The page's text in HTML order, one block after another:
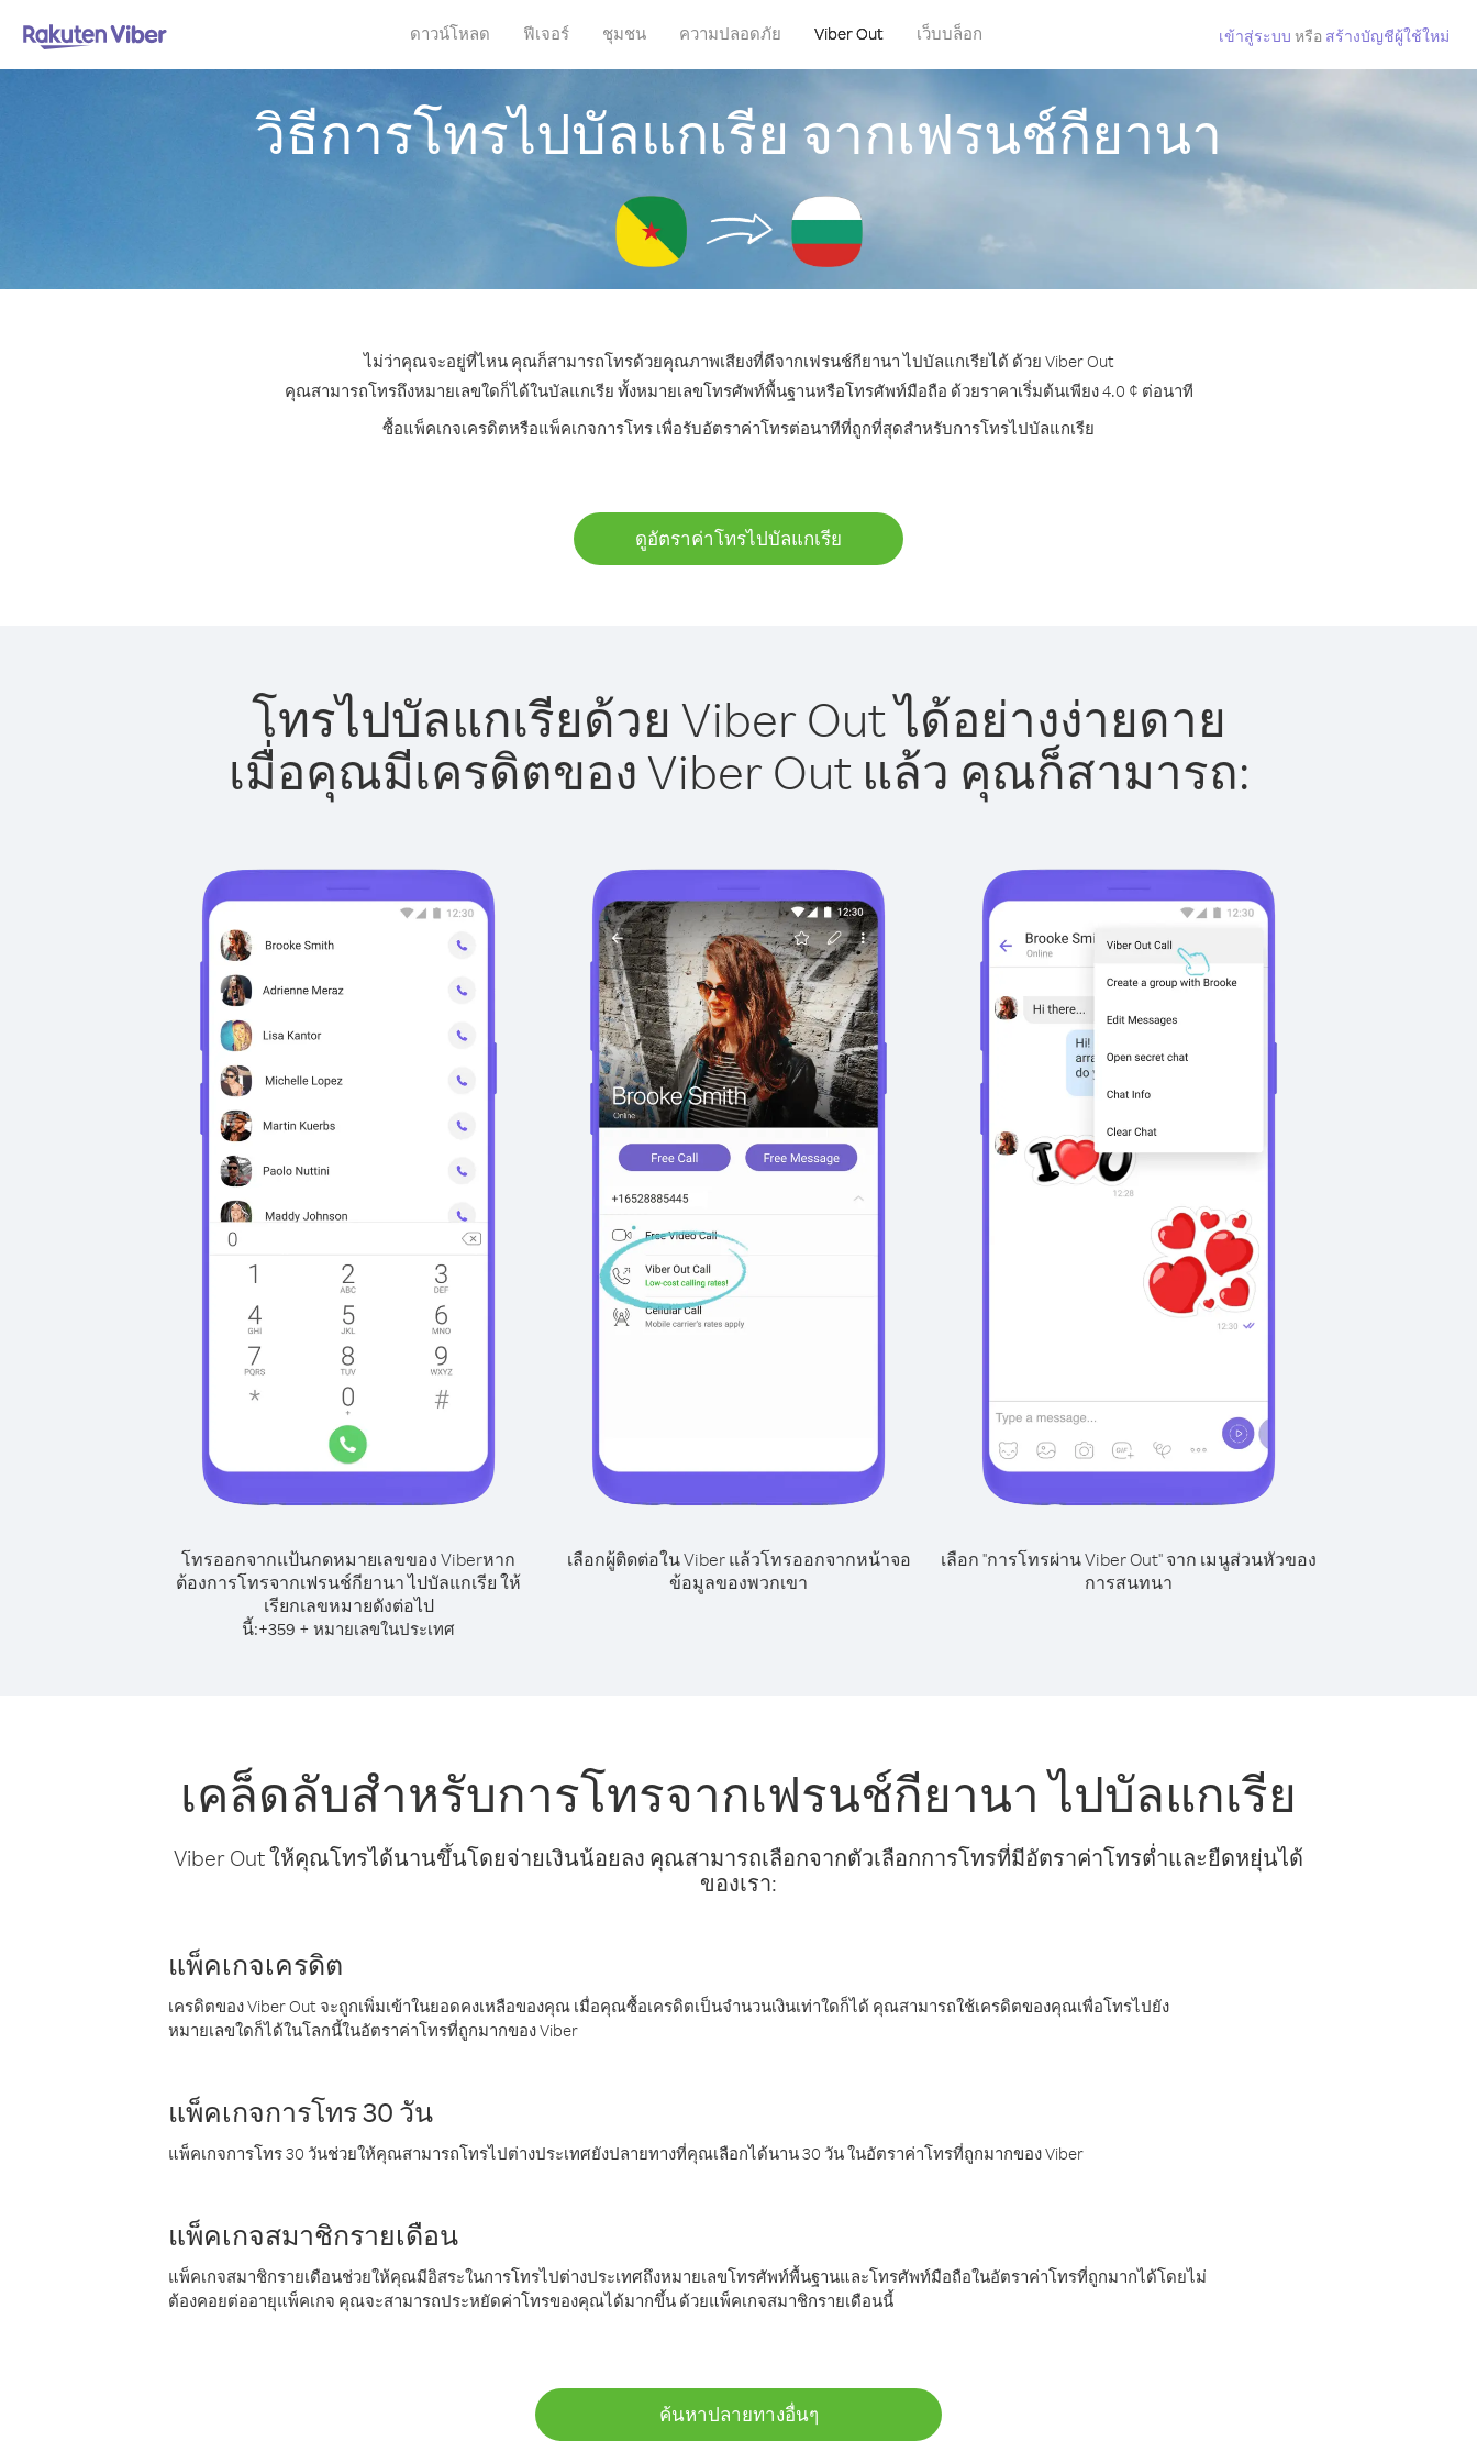
ดาวน์โหลด ฟีเจอร์ ชุมชน ความปลอดภัย Viber Out เว็บบล็อก เข้าสู่ระบบ หรือ สร้างบัญชีผู้ใช้ใหม่
วิธีการโทรไปบัลแกเรีย จากเฟรนช์กียานา
ไม่ว่าคุณจะอยู่ที่ไหน คุณก็สามารถโทรด้วยคุณภาพเสียงที่ดีจากเฟรนช์กียานา ไปบัลแกเรียได้ ด้วย Viber Out
คุณสามารถโทรถึงหมายเลขใดก็ได้ในบัลแกเรีย ทั้งหมายเลขโทรศัพท์พื้นฐานหรือโทรศัพท์มือถือ ด้วยราคาเริ่มต้นเพียง 4.0 ¢ ต่อนาที
ซื้อแพ็คเกจเครดิตหรือแพ็คเกจการโทร เพื่อรับอัตราค่าโทรต่อนาทีที่ถูกที่สุดสำหรับการโทรไปบัลแกเรีย
ดูอัตราค่าโทรไปบัลแกเรีย
โทรไปบัลแกเรียด้วย Viber Out ได้อย่างง่ายดาย
เมื่อคุณมีเครดิตของ Viber Out แล้ว คุณก็สามารถ:
โทรออกจากแป้นกดหมายเลขของ Viberหาก
ต้องการโทรจากเฟรนช์กียานา ไปบัลแกเรีย ให้
เรียกเลขหมายดังต่อไป
นี้:+359 + หมายเลขในประเทศ
เลือกผู้ติดต่อใน Viber แล้วโทรออกจากหน้าจอ
ข้อมูลของพวกเขา
เลือก "การโทรผ่าน Viber Out" จาก เมนูส่วนหัวของ
การสนทนา
เคล็ดลับสำหรับการโทรจากเฟรนช์กียานา ไปบัลแกเรีย
Viber Out ให้คุณโทรได้นานขึ้นโดยจ่ายเงินน้อยลง คุณสามารถเลือกจากตัวเลือกการโทรที่มีอัตราค่าโทรต่ำและยืดหยุ่นได้
ของเรา:
แพ็คเกจเครดิต
เครดิตของ Viber Out จะถูกเพิ่มเข้าในยอดคงเหลือของคุณ เมื่อคุณซื้อเครดิตเป็นจำนวนเงินเท่าใดก็ได้ คุณสามารถใช้เครดิตของคุณเพื่อโทรไปยัง
หมายเลขใดก็ได้ในโลกนี้ในอัตราค่าโทรที่ถูกมากของ Viber
แพ็คเกจการโทร 30 วัน
แพ็คเกจการโทร 30 วันช่วยให้คุณสามารถโทรไปต่างประเทศยังปลายทางที่คุณเลือกได้นาน 30 วัน ในอัตราค่าโทรที่ถูกมากของ Viber
แพ็คเกจสมาชิกรายเดือน
แพ็คเกจสมาชิกรายเดือนช่วยให้คุณมีอิสระในการโทรไปต่างประเทศถึงหมายเลขโทรศัพท์พื้นฐานและโทรศัพท์มือถือในอัตราค่าโทรที่ถูกมากได้โดยไม่
ต้องคอยต่ออายุแพ็คเกจ คุณจะสามารถประหยัดค่าโทรของคุณได้มากขึ้น ด้วยแพ็คเกจสมาชิกรายเดือนนี้
ค้นหาปลายทางอื่นๆ